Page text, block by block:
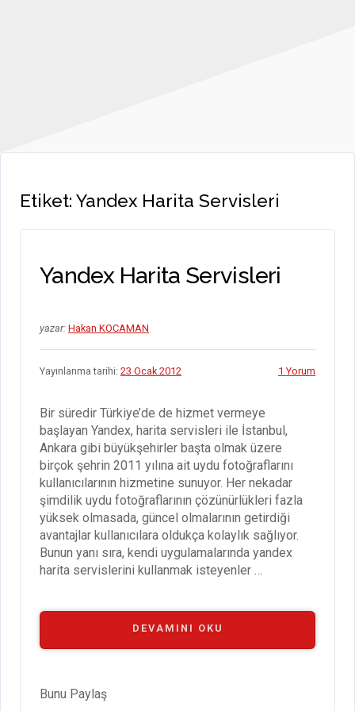
Etiket: Yandex Harita Servisleri
Yandex Harita Servisleri
yazar: Hakan KOCAMAN
Yayınlanma tarihi: 23 Ocak 2012 1 Yorum
Bir süredir Türkiye’de de hizmet vermeye
başlayan Yandex, harita servisleri ile İstanbul,
Ankara gibi büyükşehirler başta olmak üzere
birçok şehrin 2011 yılına ait uydu fotoğraflarını
kullanıcılarının hizmetine sunuyor. Her nekadar
şimdilik uydu fotoğraflarının çözünürlükleri fazla
yüksek olmasada, güncel olmalarının getirdiği
avantajlar kullanıcılara oldukça kolaylık sağlıyor.
Bunun yanı sıra, kendi uygulamalarında yandex
harita servislerini kullanmak isteyenler …
DEVAMINI OKU
Bunu Paylaş